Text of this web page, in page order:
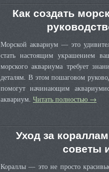
Как создать
Морской аквариум — это
стать настоящим украшением
морского аквариума требует
деталям. В этом пошаговом
помогут начинающим
аквариум. Читать полностью →
Уход за
советы
Кораллы — это не просто